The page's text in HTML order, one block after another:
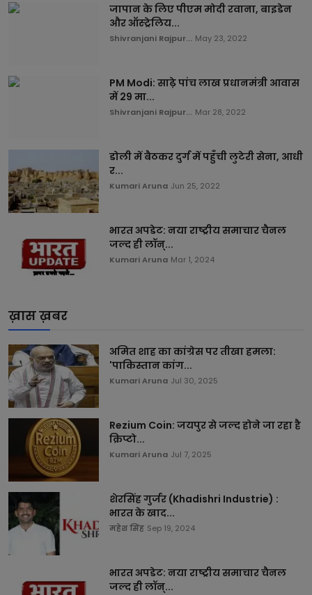
जापान के लिए पीएम मोदी रवाना, बाइडेन
और ऑस्ट्रेलिय...
Shivranjani Rajpur... May 23, 2022
PM Modi: साढ़े पांच लाख प्रधानमंत्री आवास
में 29 मा...
Shivranjani Rajpur... Mar 28, 2022
डोली में बैठकर दुर्ग में पहुँची लुटेरी सेना, आधी
र...
Kumari Aruna Jun 25, 2022
भारत अपडेट: नया राष्ट्रीय समाचार चैनल
जल्द ही लॉन्...
Kumari Aruna Mar 1, 2024
ख़ास ख़बर
अमित शाह का कांग्रेस पर तीखा हमला:
'पाकिस्तान कांग...
Kumari Aruna Jul 30, 2025
Rezium Coin: जयपुर से जल्द होने जा रहा है
क्रिप्टो...
Kumari Aruna Jul 7, 2025
शेरसिंह गुर्जर (Khadishri Industrie) :
भारत के खाद...
महेश सिंह Sep 19, 2024
भारत अपडेट: नया राष्ट्रीय समाचार चैनल
जल्द ही लॉन्...